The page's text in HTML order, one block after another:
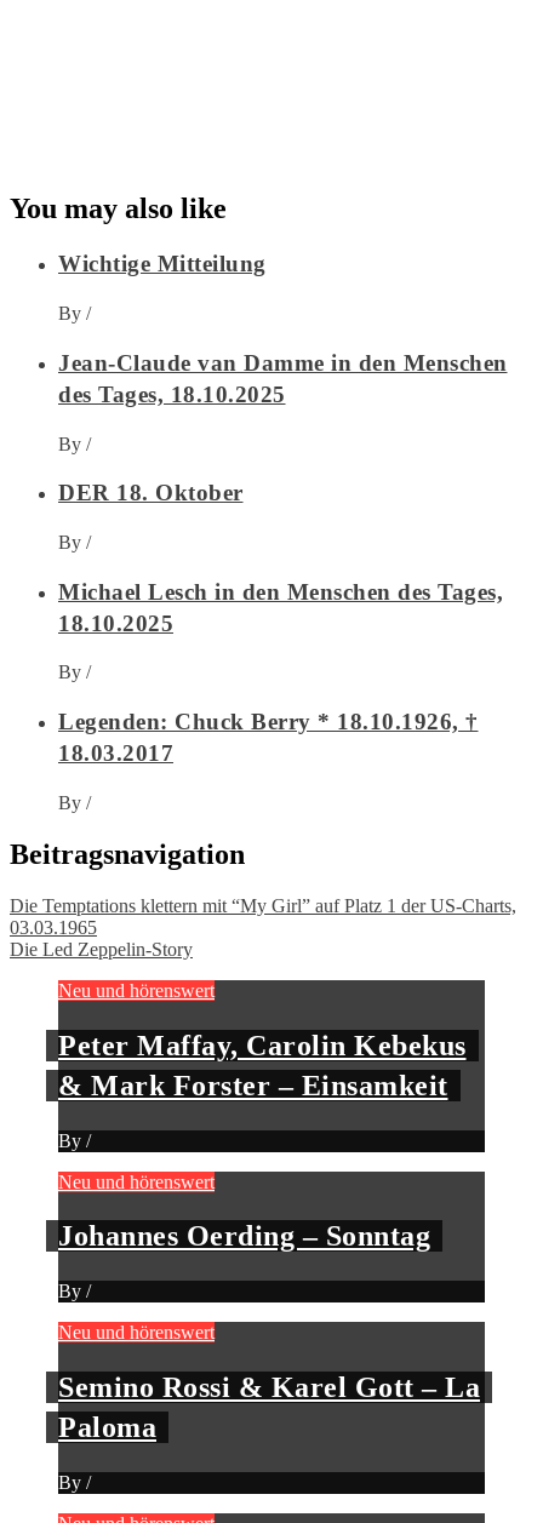
You may also like
Wichtige Mitteilung
By /
Jean-Claude van Damme in den Menschen
des Tages, 18.10.2025
By /
DER 18. Oktober
By /
Michael Lesch in den Menschen des Tages,
18.10.2025
By /
Legenden: Chuck Berry * 18.10.1926, †
18.03.2017
By /
Beitragsnavigation
Die Temptations klettern mit “My Girl” auf Platz 1 der US-Charts,
03.03.1965
Die Led Zeppelin-Story
Neu und hörenswert
Peter Maffay, Carolin Kebekus
& Mark Forster – Einsamkeit
By /
Neu und hörenswert
Johannes Oerding – Sonntag
By /
Neu und hörenswert
Semino Rossi & Karel Gott – La
Paloma
By /